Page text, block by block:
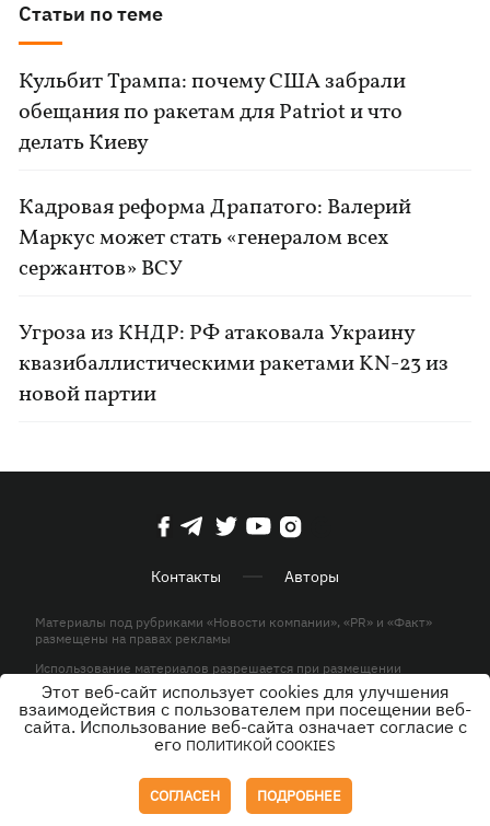
Статьи по теме
Кульбит Трампа: почему США забрали
обещания по ракетам для Patriot и что
делать Киеву
Кадровая реформа Драпатого: Валерий
Маркус может стать «генералом всех
сержантов» ВСУ
Угроза из КНДР: РФ атаковала Украину
квазибаллистическими ракетами KN-23 из
новой партии
Контакты Авторы
Материалы под рубриками «Новости компании», «PR» и «Факт»
размещены на правах рекламы
Использование материалов разрешается при размещении
активной гиперссылки на KP.UA в первом абзаце.
© ООО «ЮЛАВ МЕДИА»,2026. Все права защищены.
Этот веб-сайт использует cookies для улучшения
взаимодействия с пользователем при посещении веб-
сайта. Использование веб-сайта означает согласие с
его ПОЛИТИКОЙ COOKIES
СОГЛАСЕН ПОДРОБНЕЕ